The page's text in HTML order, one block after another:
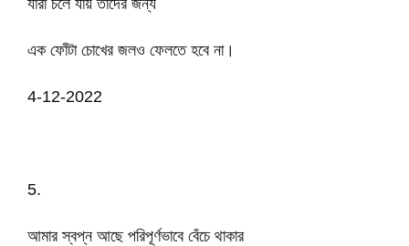
যারা চলে যায় তাদের জন্য
এক ফোঁটা চোখের জলও ফেলতে হবে না।
4-12-2022
5.
আমার স্বপ্ন আছে পরিপূর্ণভাবে বেঁচে থাকার